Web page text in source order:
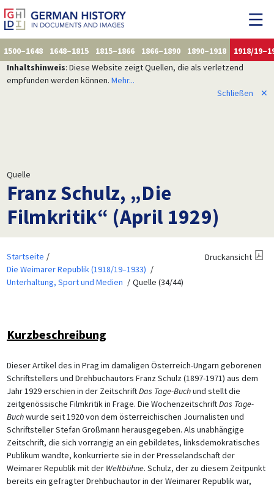
1500–1648 1648–1815 1815–1866 1866–1890 1890–1918
1918/
Inhaltshinweis: Diese Website zeigt Quellen, die als verletzend
empfunden werden können. Mehr...
Schließen
✕
Quelle
Franz Schulz, „Die
Filmkritik“ (April 1929)
Startseite
Die Weimarer Republik (1918/19–1933)
Unterhaltung, Sport und Medien
Quelle (34/44)
Druckansicht
Kurzbeschreibung
Dieser Artikel des in Prag im damaligen Österreich-Ungarn geborenen
Schriftstellers und Drehbuchautors Franz Schulz (1897-1971) aus dem
Jahr 1929 erschien in der ZeitschriftDas Tage-Buchund stellt die
zeitgenössische Filmkritik in Frage. Die WochenzeitschriftDas Tage-
Buchwurde seit 1920 von dem österreichischen Journalisten und
Schriftsteller Stefan Großmann herausgegeben. Als unabhängige
Zeitschrift, die sich vorrangig an ein gebildetes, linksdemokratisches
Publikum wandte, konkurrierte sie in der Presselandschaft der
Weimarer Republik mit der Weltbühne. Schulz, der zu diesem Zeitpunkt
bereits ein gefragter Drehbuchautor in der Weimarer Republik war,